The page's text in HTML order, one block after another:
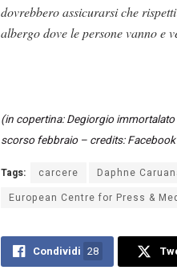
dovrebbero assicurarsi che
albergo dove le persone vanno e
(in copertina: Degiorgio
scorso febbraio – credits:
Tags: carcere
Daphne
European Centre for Press &
Condividi 28